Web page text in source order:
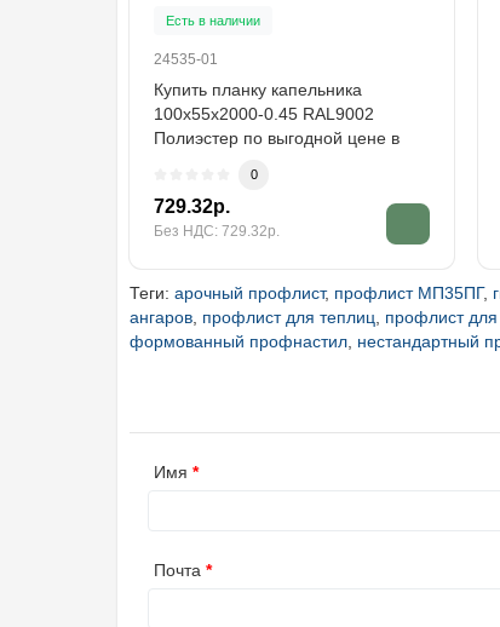
Есть в наличии
24535-01
Купить планку капельника
100х55х2000-0.45 RAL9002
Полиэстер по выгодной цене в
0
729.32р.
Без НДС: 729.32р.
Теги: арочный профлист, профлист МП35ПГ,
ангаров профлист для теплиц профлист для
формованный профнастил нестандартный
Имя
Почта